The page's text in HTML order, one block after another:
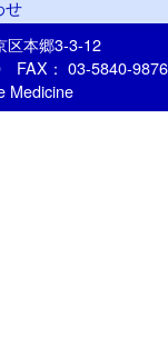
せ
区本郷3-3-12
FAX： 03-5840-9876
Medicine